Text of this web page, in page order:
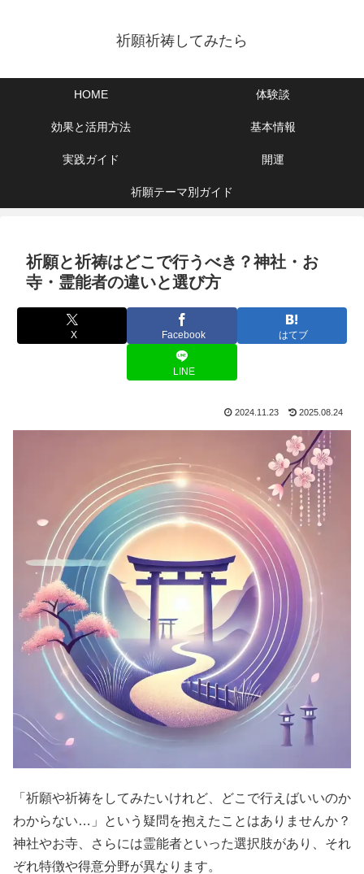
祈願祈祷してみたら
HOME 体験談
効果と活用方法 基本情報
実践ガイド 開運
祈願テーマ別ガイド
祈願と祈祷はどこで行うべき？神社・お
寺・霊能者の違いと選び方
X Facebook はてブ
LINE
2024.11.23 2025.08.24
「祈願や祈祷をしてみたいけれど、どこで行えばいいのか
わからない…」という疑問を抱えたことはありませんか？
神社やお寺、さらには霊能者といった選択肢があり、それ
ぞれ特徴や得意分野が異なります。